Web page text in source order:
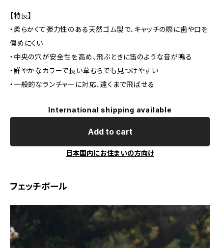
【特長】
・柔らかくて弾力性のある天然ゴム製で、キャッチの際に歯や口を
傷めにくい
・中央の穴が安全性を高め、飛ぶときに笛のような音が鳴る
・鮮やかなカラーで長い草むらでも見つけやすい
・一般的なランチャーに対応、遠くまで飛ばせる
International shipping available
Add to cart
日本国内にお住まいの方向け
フェッチボール